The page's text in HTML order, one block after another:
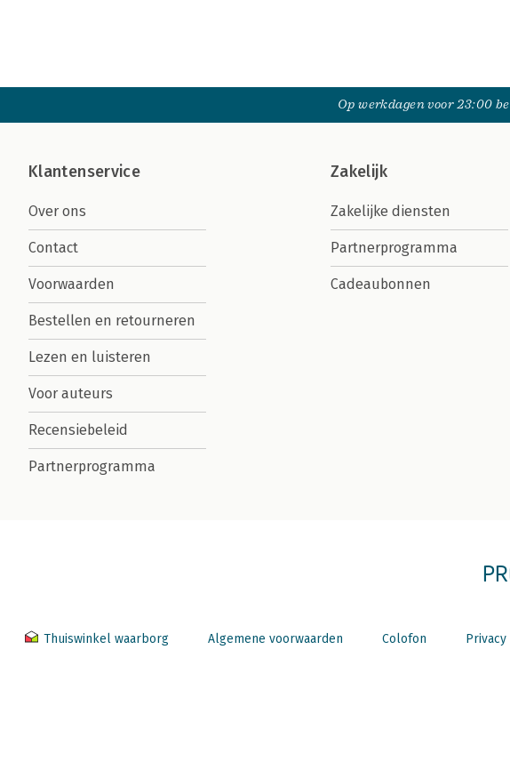
Op werkdagen voor 23:00
Klantenservice
Over ons
Contact
Voorwaarden
Bestellen en retourneren
Lezen en luisteren
Voor auteurs
Recensiebeleid
Partnerprogramma
Zakelijk
Zakelijke diensten
Partnerprogramma
Cadeaubonnen
Thuiswinkel waarborg Algemene voorwaarden Colofon Privacy